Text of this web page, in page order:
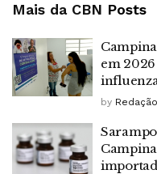
Mais da CBN Posts
em
by Redação